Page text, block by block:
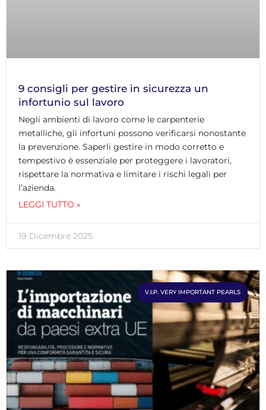
9 consigli per gestire in sicurezza un
infortunio sul lavoro
Negli ambienti di lavoro come le carpenterie
metalliche, gli infortuni possono verificarsi nonostante
la prevenzione. Saperli gestire in modo corretto e
tempestivo è essenziale per proteggere i lavoratori,
rispettare la normativa e limitare i rischi legali per
l’azienda.
LEGGI TUTTO »
19 Dicembre 2025
V.I.P. VERY IMPORTANT PEARLS